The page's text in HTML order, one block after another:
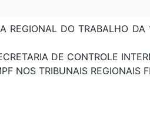
REGIONAL DO TRABALHO
DE CONTROLE
NOS TRIBUNAIS REGIONAIS